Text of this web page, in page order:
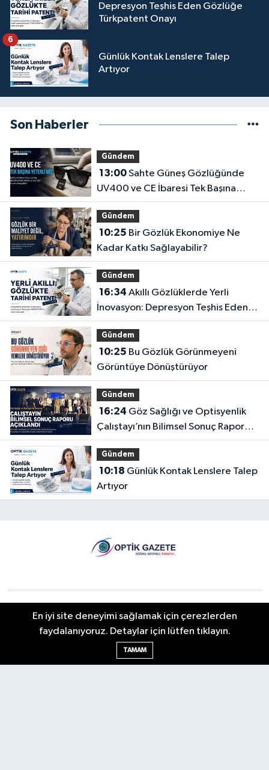
Depresyon Teşhis Eden Gözlüğe
Türkpatent Onayı
Günlük Kontak Lenslere Talep
Artıyor
6
Son Haberler
Gündem
13:00Sahte Güneş Gözlüğünde
UV400 ve CE İbaresi Tek Başına
Yeterli mi?
Gündem
10:25
Kadar Katkı Sağlayabilir?
Gündem
16:34
İnovasyon: Depresyon Teşhis Eden
Gözlüğe Türkpatent Onayı
Gündem
10:25
Görüntüye Dönüştürüyor
Gündem
16:24
Çalıştayı’nın Bilimsel Sonuç Raporu
Açıklandı
Gündem
10:18
Artıyor
İstanbul Namaz Vakitleri Trafik Durumu
Puan Durumu ve Fikstür Tüm Manşetler
En iyi site deneyimi sağlamak için çerezlerden
faydalanıyoruz. Detaylar için lütfen tıklayın.
TAMAM